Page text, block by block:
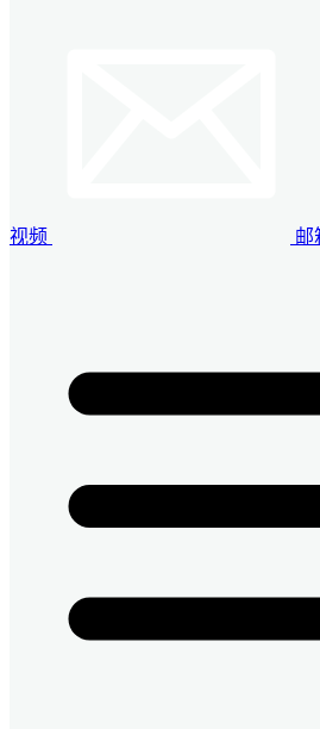
视频 邮